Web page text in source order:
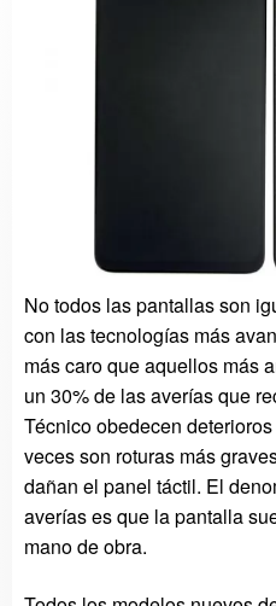
No todos las pantallas son
con las tecnologías más
más caro que aquellos más
un 30% de las averías que
Técnico obedecen
veces son roturas más
dañan el panel táctil. El
averías es que la pantalla
mano de obra.